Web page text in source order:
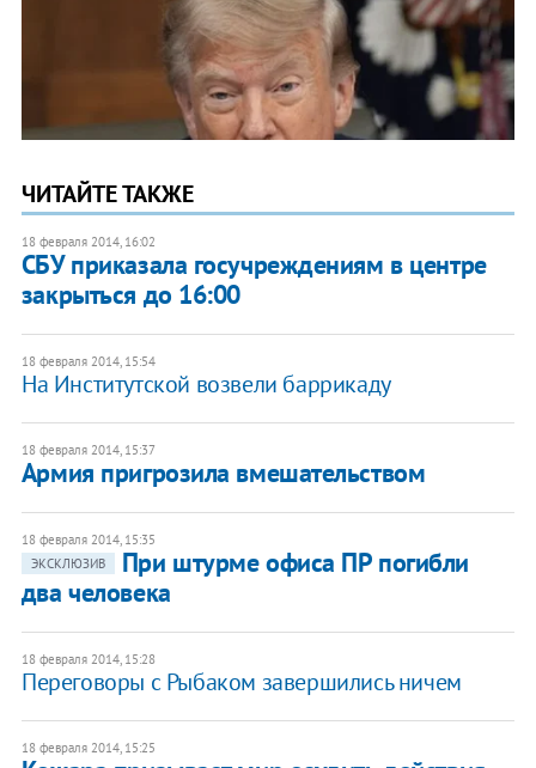
ЧИТАЙТЕ ТАКЖЕ
18 февраля 2014, 16:02
СБУ приказала госучреждениям в центре
закрыться до 16:00
18 февраля 2014, 15:54
На Институтской возвели баррикаду
18 февраля 2014, 15:37
Армия пригрозила вмешательством
18 февраля 2014, 15:35
ЭКСКЛЮЗИВ
При штурме офиса ПР погибли
два человека
18 февраля 2014, 15:28
Переговоры с Рыбаком завершились ничем
18 февраля 2014, 15:25